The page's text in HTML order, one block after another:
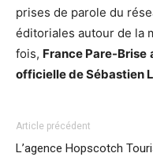
prises de parole du
éditoriales autour de la
fois, France Pare-Brise
officielle de Sébastien
Article précédent
L’agence Hopscotch